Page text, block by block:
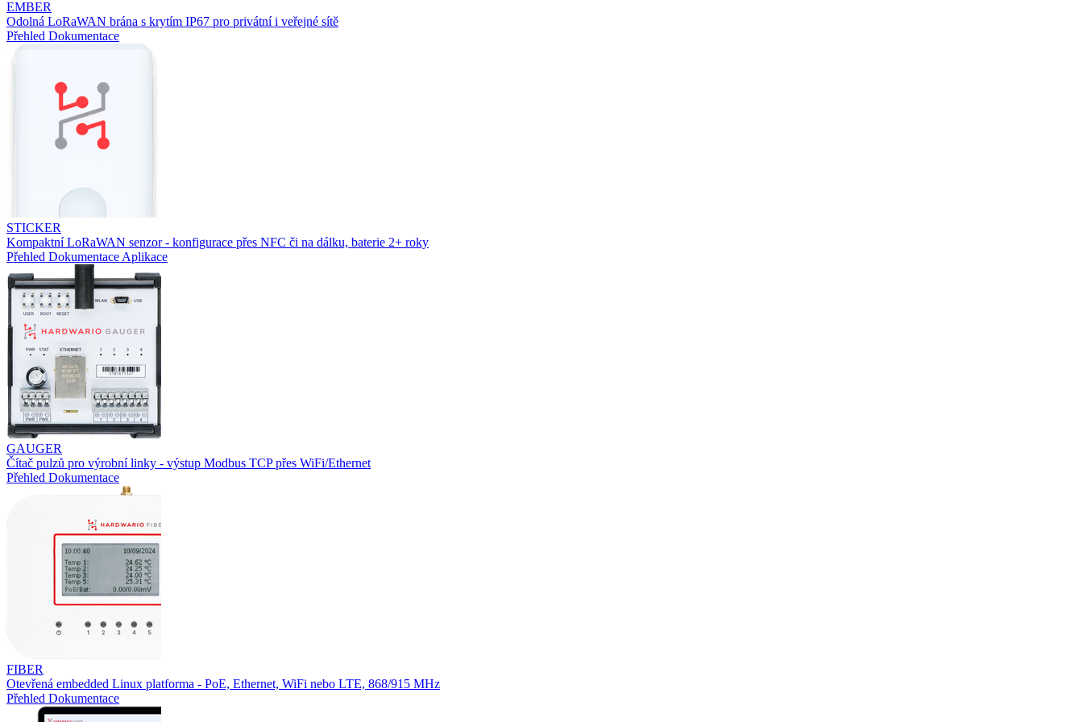
EMBER
Odolná LoRaWAN brána s krytím IP67 pro privátní i veřejné sítě
Přehled Dokumentace
STICKER
Kompaktní LoRaWAN senzor - konfigurace přes NFC či na dálku, baterie 2+ roky
Přehled Dokumentace Aplikace
GAUGER
Čítač pulzů pro výrobní linky - výstup Modbus TCP přes WiFi/Ethernet
Přehled Dokumentace
FIBER
Otevřená embedded Linux platforma - PoE, Ethernet, WiFi nebo LTE, 868/915 MHz
Přehled Dokumentace